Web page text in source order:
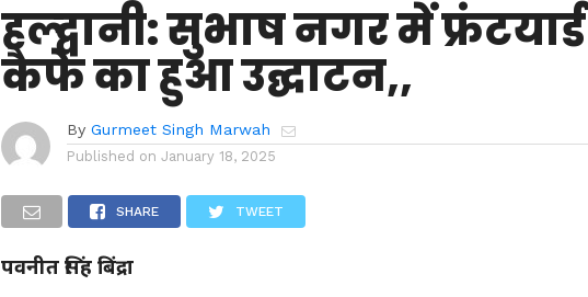
हल्द्वानी: सुभाष नगर में फ्रंटयार्ड
कैफे का हुआ उद्घाटन,,
By Gurmeet Singh Marwah
Published on January 18, 2025
SHARE TWEET
पवनीत सिंह बिंद्रा